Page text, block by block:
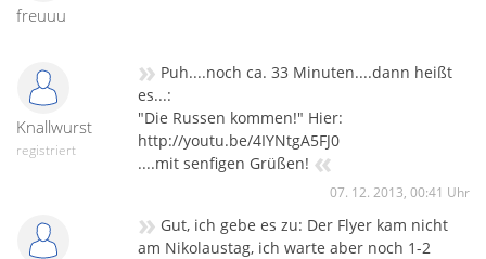
freuuu
Knallwurst
registriert
» Puh....noch ca. 33 Minuten....dann heißt
es...:
"Die Russen kommen!" Hier:
http://youtu.be/4IYNtgA5FJ0
....mit senfigen Grüßen! «
07. 12. 2013, 00:41 Uhr
» Gut, ich gebe es zu: Der Flyer kam nicht
am Nikolaustag, ich warte aber noch 1-2